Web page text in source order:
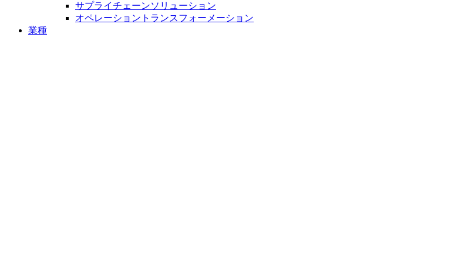
サプライチェーンソリューション
オペレーショントランスフォーメーション
業種